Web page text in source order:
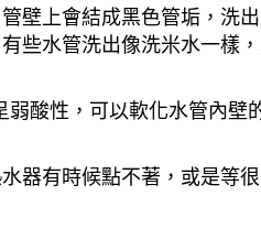
壁上會結成黑色管垢，洗
些水管洗出像洗米水一樣
酸性，可以軟化水管內壁
器有時候點不著，或是等